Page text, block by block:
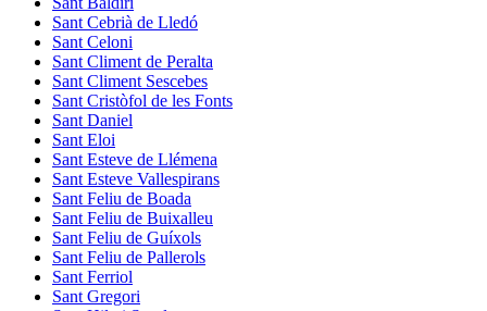
Sant Cebrià de Lledó
Sant Celoni
Sant Climent de Peralta
Sant Climent Sescebes
Sant Cristòfol de les Fonts
Sant Daniel
Sant Eloi
Sant Esteve de Llémena
Sant Esteve Vallespirans
Sant Feliu de Boada
Sant Feliu de Buixalleu
Sant Feliu de Guíxols
Sant Feliu de Pallerols
Sant Ferriol
Sant Gregori